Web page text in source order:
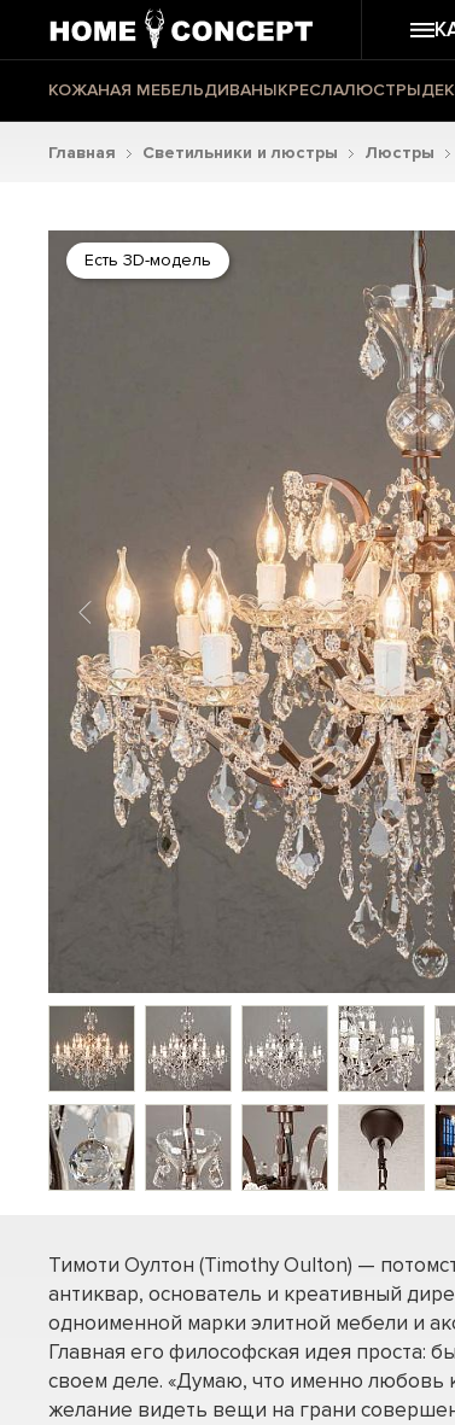
КОЖАНАЯ МЕБЕЛЬДИВАНЫКРЕСЛАЛЮСТРЫ
Главная Светильники и люстры Люстры
Есть 3D-модель
Тимоти Оултон (Timothy Oulton) —
антиквар, основатель и креативный
одноименной марки элитной мебели и
Главная его философская идея проста:
своем деле. «Думаю, что именно любовь
желание видеть вещи на грани